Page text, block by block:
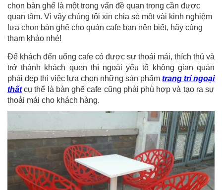
chọn bàn ghế là một trong vấn đề quan trọng cần được
quan tâm. Vì vậy chúng tôi xin chia sẻ một vài kinh nghiệm
lựa chọn bàn ghế cho quán cafe bạn nên biết, hãy cùng
tham khảo nhé!
Để khách đến uống cafe có được sự thoái mái, thích thú và
trở thành khách quen thì ngoài yếu tố không gian quán
phải đẹp thì việc lựa chọn những sản phẩm trang trí ngoại
thấtcụ thể là bàn ghế cafe cũng phải phù hợp và tạo ra sự
thoải mái cho khách hàng.